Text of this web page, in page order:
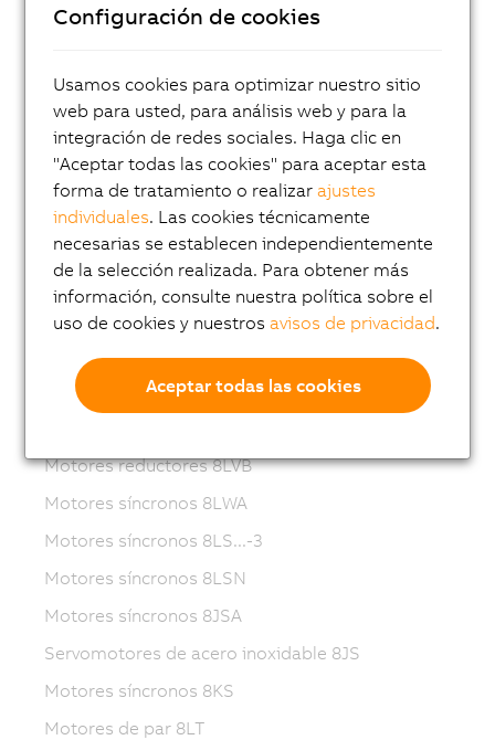
ACOPOS
ACOPOSmulti
ACOPOSremote
ACOPOSmotor
Variable frequency drives (VFD)
8LS-4 synchronous motors
8MS-4 synchronous motors
ACOPOSmotor Compact
Motores reductores 8WSB
Motores reductores 8LVB
Motores síncronos 8LWA
Motores síncronos 8LS...-3
Motores síncronos 8LSN
Motores síncronos 8JSA
Servomotores de acero inoxidable 8JS
Motores síncronos 8KS
Motores de par 8LT
Configuración de cookies
Usamos cookies para optimizar nuestro sitio
web para usted, para análisis web y para la
integración de redes sociales. Haga clic en
"Aceptar todas las cookies" para aceptar esta
forma de tratamiento o realizarajustes
individuales. Las cookies técnicamente
necesarias se establecen independientemente
de la selección realizada. Para obtener más
información, consulte nuestra política sobre el
uso de cookies y nuestrosavisos de privacidad.
Aceptar todas las cookies